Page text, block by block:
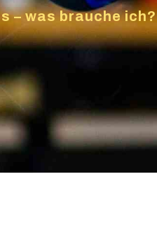
– was brauche ich?